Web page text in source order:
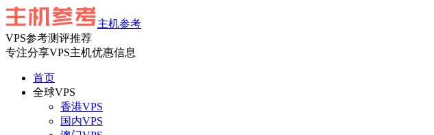
主机参考
VPS参考测评推荐
专注分享VPS主机优惠信息
首页
全球VPS
香港VPS
国内VPS